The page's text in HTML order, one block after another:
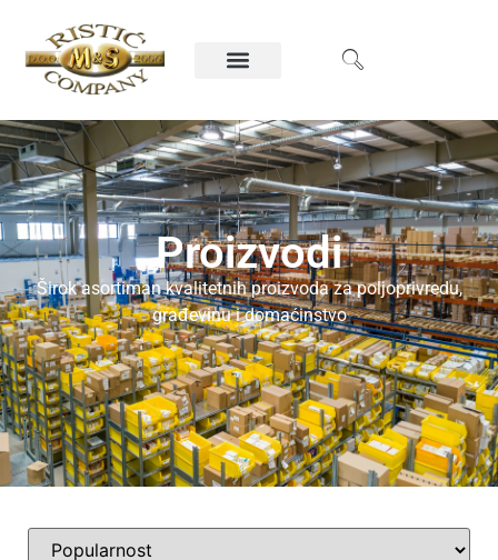
Proizvodi
Širok asortiman kvalitetnih proizvoda za poljoprivredu,
građevinu i domaćinstvo